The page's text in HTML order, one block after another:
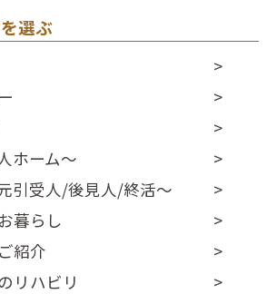
選ぶ
ホーム～
引受人/後見人/終活～
暮らし
紹介
リハビリ